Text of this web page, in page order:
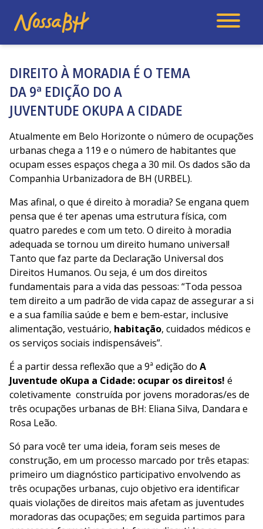
DIREITO À MORADIA É O TEMA
DA 9ª EDIÇÃO DO A
JUVENTUDE OKUPA A CIDADE
Atualmente em Belo Horizonte o número de ocupações
urbanas chega a 119 e o número de habitantes que
ocupam esses espaços chega a 30 mil. Os dados são da
Companhia Urbanizadora de BH (URBEL).
Mas afinal, o que é direito à moradia? Se engana quem
pensa que é ter apenas uma estrutura física, com
quatro paredes e com um teto. O direito à moradia
adequada se tornou um direito humano universal!
Tanto que faz parte da Declaração Universal dos
Direitos Humanos. Ou seja, é um dos direitos
fundamentais para a vida das pessoas: “Toda pessoa
tem direito a um padrão de vida capaz de assegurar a si
e a sua família saúde e bem e bem-estar, inclusive
alimentação, vestuário, habitação, cuidados médicos e
os serviços sociais indispensáveis”.
É a partir dessa reflexão que a 9ª edição do A
Juventude oKupa a Cidade: ocupar os direitos! é
coletivamente construída por jovens moradoras/es de
três ocupações urbanas de BH: Eliana Silva, Dandara e
Rosa Leão.
Só para você ter uma ideia, foram seis meses de
construção, em um processo marcado por três etapas:
primeiro um diagnóstico participativo envolvendo as
três ocupações urbanas, cujo objetivo era identificar
quais violações de direitos mais afetam as juventudes
moradoras das ocupações; em seguida partimos para